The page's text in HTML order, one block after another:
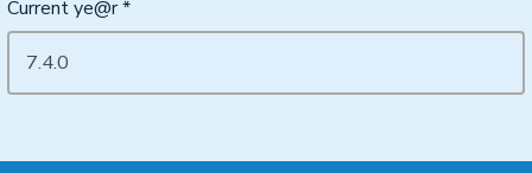
Current ye@r*